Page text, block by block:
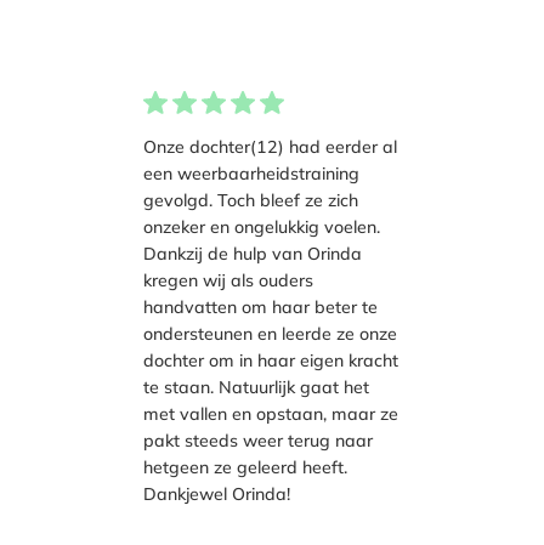
Onze dochter(12) had eerder al
een weerbaarheidstraining
gevolgd. Toch bleef ze zich
onzeker en ongelukkig voelen.
Dankzij de hulp van Orinda
kregen wij als ouders
handvatten om haar beter te
ondersteunen en leerde ze onze
dochter om in haar eigen kracht
te staan. Natuurlijk gaat het
met vallen en opstaan, maar ze
pakt steeds weer terug naar
hetgeen ze geleerd heeft.
Dankjewel Orinda!